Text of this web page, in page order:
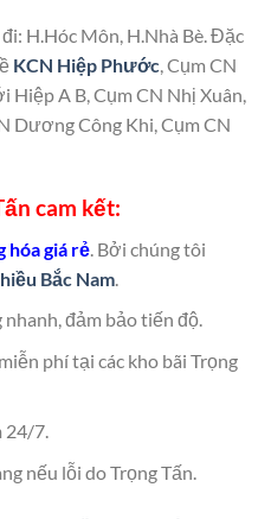
đi: H.Hóc Môn, H.Nhà Bè. Đặc
KCN Hiệp Phước, Cụm CN
Hiệp A B, Cụm CN Nhị Xuân,
Dương Công Khi, Cụm CN
cam kết:
hóa giá rẻ. Bởi chúng tôi
Bắc Nam.
đảm bảo tiến độ.
phí tại các kho bãi Trọng
24/7.
nếu lỗi do Trọng Tấn.